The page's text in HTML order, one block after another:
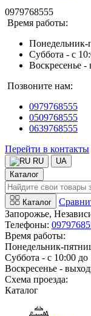
0979768555
Время работы:
Понедельник-
Суббота - с
Воскресенье -
Позвоните нам:
0979768555
0509768555
0639768555
Перейти в контакты
RU
UA
Каталог
Каталог
Запорожье,
Телефоны:
Время работы:
Понедельник-
Суббота - с 10:00 до
Воскресенье -
Схема проезда:
Каталог